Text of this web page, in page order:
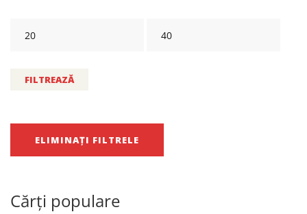
FILTREAZĂ
ELIMINAȚI FILTRELE
Cărți populare